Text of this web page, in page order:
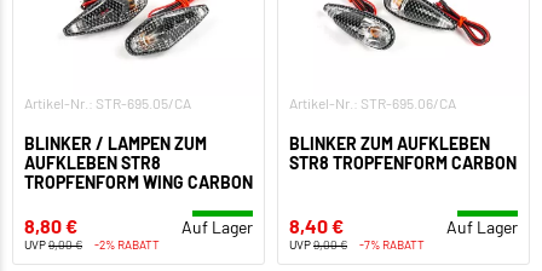
Artikel-Nr.: STR-695.05/CA
BLINKER / LAMPEN ZUM
AUFKLEBEN STR8
TROPFENFORM WING CARBON
8,80 € Auf Lager
UVP9,00 € -2% RABATT
Artikel-Nr.: STR-695.06/CA
BLINKER ZUM AUFKLEBEN
STR8 TROPFENFORM CARBON
8,40 € Auf Lager
UVP9,00 € -7% RABATT